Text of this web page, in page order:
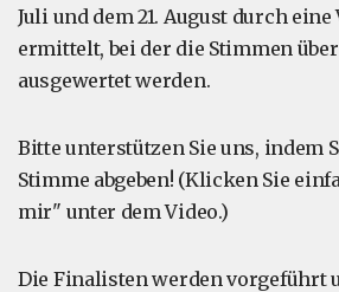
Juli und dem 21. August durch
ermittelt, bei der die Stimmen
ausgewertet werden.
Bitte unterstützen Sie uns, indem
Stimme abgeben! (Klicken Sie
mir" unter dem Video.)
Die Finalisten werden vorgeführt